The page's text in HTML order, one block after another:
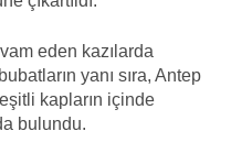
eden kazılarda
yanı sıra, Antep
kapların içinde
bulundu.